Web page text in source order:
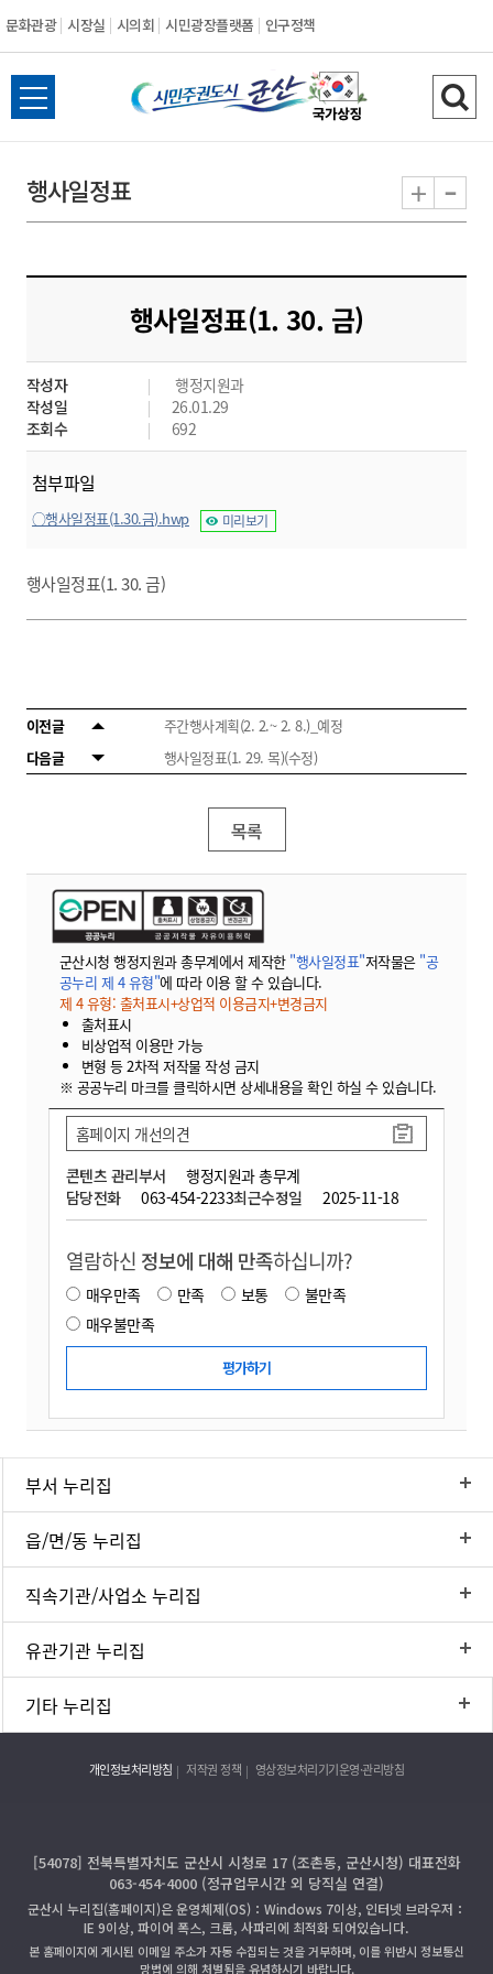
문화관광 시장실 시의회 시민광장플랫폼 인구정책
시
민
도
시
군
산
전
체
뉴
열
검
색
기
행사일정표 + -
행사일정표(1. 30. 금)
작성자
행정지원과
작성일
26.01.29
조회수
692
첨부파일
○행사일정표(1.30.금).hwp 미리보기
행사일정표(1. 30. 금)
이전글
주간행사계획(2. 2.~ 2. 8.)_예정
다음글
행사일정표(1. 29. 목)(수정)
목록
군산시청 행정지원과 총무계에서 제작한 "행사일정표"저작물은 "공
공누리 제 4 유형"에 따라 이용 할 수 있습니다.
제 4 유형: 출처표시+상업적 이용금지+변경금지
출처표시
비상업적 이용만 가능
변형 등 2차적 저작물 작성 금지
※ 공공누리 마크를 클릭하시면 상세내용을 확인 하실 수 있습니다.
콘텐츠 관리부서
행정지원과 총무계
담당전화
063-454-2233최근수정일 2025-11-18
홈페이지 개선의견
열람하신 정보에 대해 만족하십니까?
매우만족 만족 보통
불만족
매우불만족
부서 누리집
읍/면/동 누리집
직속기관/사업소 누리집
유관기관 누리집
기타 누리집
개인정보처리방침 저작권 정책 영상정보처리기기운영·관리방침
[54078] 전북특별자치도 군산시 시청로 17 (조촌동, 군산시청) 대표전화
063-454-4000 (정규업무시간 외 당직실 연결)
군산시 누리집(홈페이지)은 운영체제(OS)：Windows 7이상, 인터넷 브라우저：
IE 9이상, 파이어 폭스, 크롬, 사파리에 최적화 되어있습니다.
본 홈페이지에 게시된 이메일 주소가 자동 수집되는 것을 거부하며, 이를 위반시 정보통신
망법에 의해 처벌됨을 유념하시기 바랍니다.